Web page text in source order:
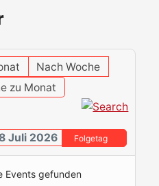
Nach Woche
zu Monat
Juli 2026 Folgetag
Events gefunden